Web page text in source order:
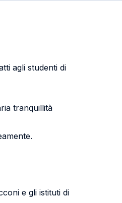
agli studenti di
tranquillità
e gli istituti di